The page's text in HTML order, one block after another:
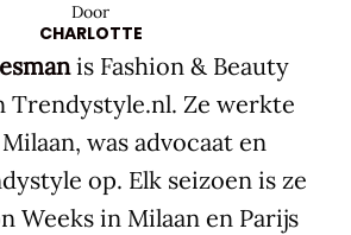
Door
CHARLOTTE
is Fashion & Beauty
Trendystyle.nl. Ze werkte
was advocaat en
op. Elk seizoen is ze
Weeks in Milaan en Parijs